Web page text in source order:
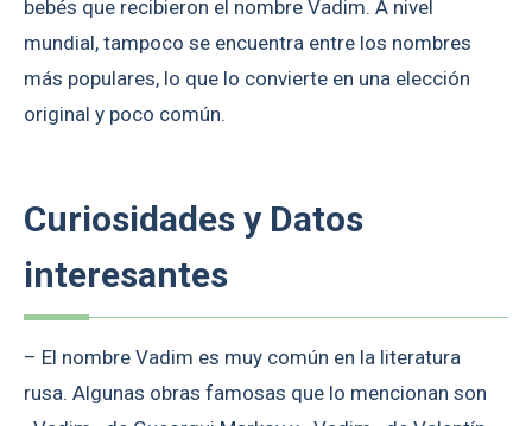
bebés que recibieron el nombre Vadim. A nivel
mundial, tampoco se encuentra entre los nombres
más populares, lo que lo convierte en una elección
original y poco común.
Curiosidades y Datos
interesantes
– El nombre Vadim es muy común en la literatura
rusa. Algunas obras famosas que lo mencionan son